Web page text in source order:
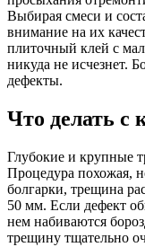
Выбирая смеси и
внимание на их
плиточный клей с
никуда не исчезнет.
дефекты.
Что делать
Глубокие и крупные
Процедура похожая,
болгарки, трещина
50 мм. Если дефект
нем набиваются
трещину тщательно